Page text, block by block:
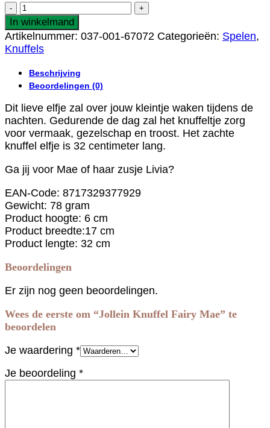
Jollein
Knuffel
Fairy
Mae
aantal
In winkelmand
Artikelnummer: 037-001-67072 Categorieën: Spelen,
Knuffels
Beschrijving
Beoordelingen (0)
Dit lieve elfje zal over jouw kleintje waken tijdens de
nachten. Gedurende de dag zal het knuffeltje zorg
voor vermaak, gezelschap en troost. Het zachte
knuffel elfje is 32 centimeter lang.
Ga jij voor Mae of haar zusje Livia?
EAN-Code: 8717329377929
Gewicht: 78 gram
Product hoogte: 6 cm
Product breedte:17 cm
Product lengte: 32 cm
Beoordelingen
Er zijn nog geen beoordelingen.
Wees de eerste om “Jollein Knuffel Fairy Mae” te
beoordelen
Je waardering *
Je beoordeling *